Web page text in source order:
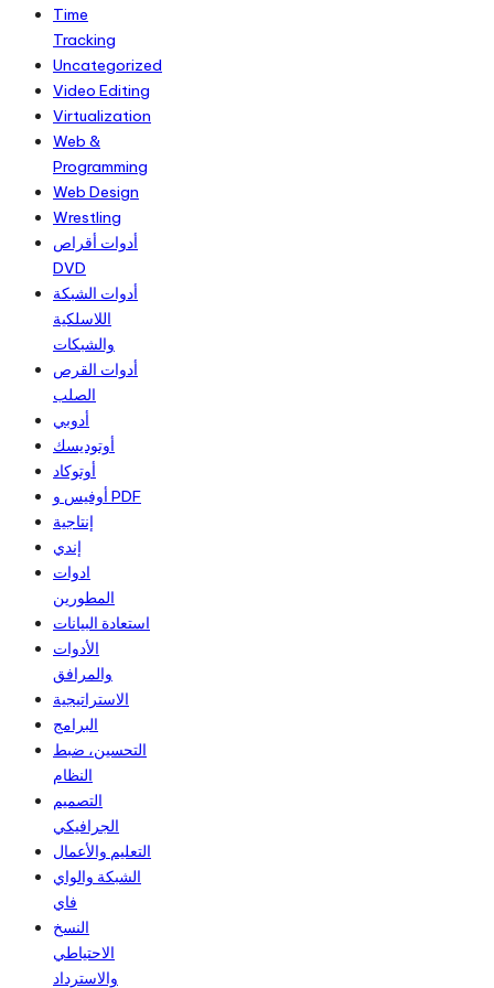
Time
Tracking
Uncategorized
Video Editing
Virtualization
Web &
Programming
Web Design
Wrestling
أدوات أقراص
DVD
أدوات الشبكة
اللاسلكية
والشبكات
أدوات القرص
الصلب
أدوبي
أوتوديسك
أوتوكاد
أوفيس و PDF
إنتاجية
إندي
ادوات
المطورين
استعادة البيانات
الأدوات
والمرافق
الاستراتيجية
البرامج
التحسين، ضبط
النظام
التصميم
الجرافيكي
التعليم والأعمال
الشبكة والواي
فاي
النسخ
الاحتياطي
والاسترداد